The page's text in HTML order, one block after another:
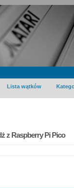
Lista wątków
z Raspberry Pi Pico